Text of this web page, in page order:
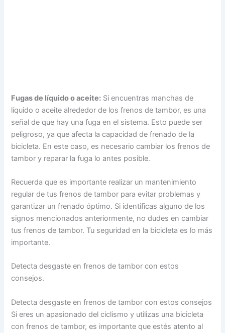
Fugas de líquido o aceite: Si encuentras manchas de
líquido o aceite alrededor de los frenos de tambor, es una
señal de que hay una fuga en el sistema. Esto puede ser
peligroso, ya que afecta la capacidad de frenado de la
bicicleta. En este caso, es necesario cambiar los frenos de
tambor y reparar la fuga lo antes posible.
Recuerda que es importante realizar un mantenimiento
regular de tus frenos de tambor para evitar problemas y
garantizar un frenado óptimo. Si identificas alguno de los
signos mencionados anteriormente, no dudes en cambiar
tus frenos de tambor. Tu seguridad en la bicicleta es lo más
importante.
Detecta desgaste en frenos de tambor con estos
consejos.
Detecta desgaste en frenos de tambor con estos consejos
Si eres un apasionado del ciclismo y utilizas una bicicleta
con frenos de tambor, es importante que estés atento al